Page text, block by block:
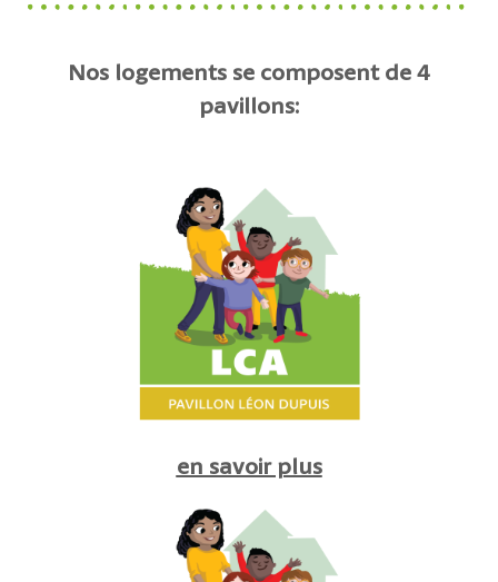
Nos logements se composent de 4
pavillons:
en savoir plus